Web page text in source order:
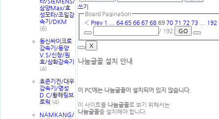
삼양Max/효
성모타/조일감
속기/DKM
(6)
동신싸이크로
감속기/동양
V.S/신창/원
효/삼화감속기
(4)
효준기전/대우
감속기/명성
D.C/황해링브
로워 (4)
NAMKANG/
쓰기
Board Pagination
‹ Prev 1 64 65 66 67 68 69 70 71 72 73 192
/ 192
GO
X
나눔글꼴 설치 안내
이 PC에는 나눔글꼴이 설치되어 있지 않습니다.
이 사이트를 나눔글꼴로 보기 위해서는
나눔글꼴을 설치해야 합니다.